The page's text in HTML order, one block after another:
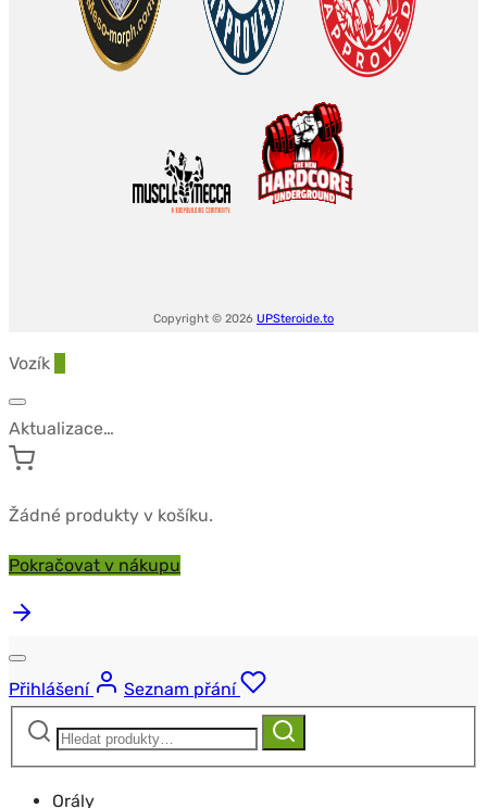
Copyright © 2026 UPSteroide.to
Vozík
Aktualizace…
Žádné produkty v košíku.
Pokračovat v nákupu
Přihlášení
Seznam přání
Hledat:
Hledat
Orály